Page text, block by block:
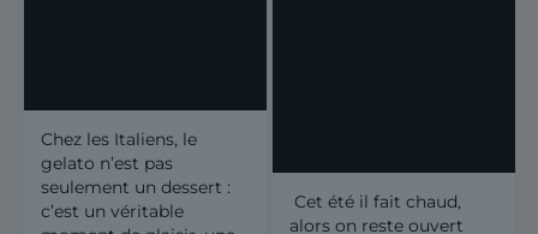
️ Cet été il fait chaud,
alors on reste ouvert
Chez les Italiens, le
gelato n’est pas
seulement un dessert :
c’est un véritable